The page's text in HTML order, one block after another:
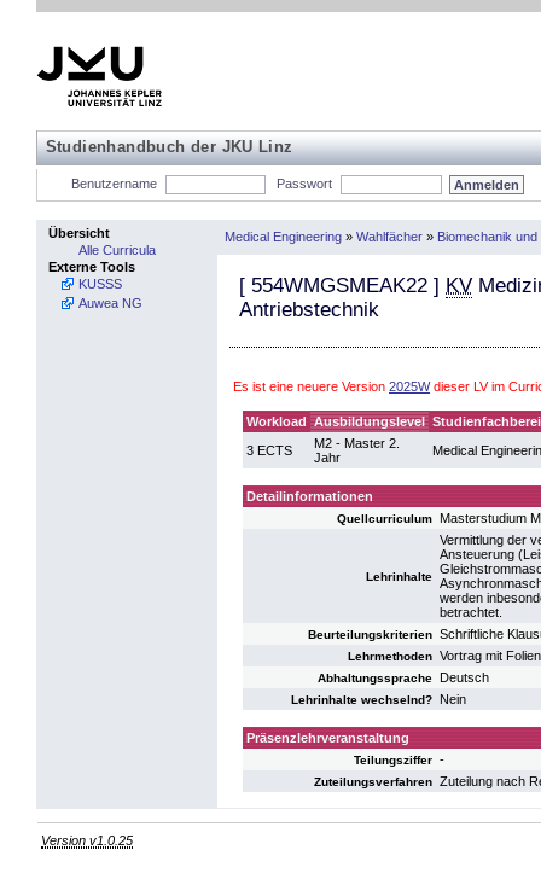
Studienhandbuch der JKU Linz
Benutzername Passwort
Übersicht
Alle Curricula
Externe Tools
KUSSS
Auwea NG
Medical Engineering » Wahlfächer » Biomechanik und
[ 554WMGSMEAK22 ] KV
Antriebstechnik
Es ist eine neuere Version 2025Wdieser LV im
Workload Ausbildungslevel
3 ECTS
M2 - Master 2.
Jahr
Medical
Detailinformationen
Quellcurriculum Masterstudium
Lehrinhalte
Vermittlung der
Ansteuerung
werden
betrachtet.
Beurteilungskriterien Schriftliche
Lehrmethoden Vortrag mit
Abhaltungssprache Deutsch
Lehrinhalte wechselnd? Nein
Präsenzlehrveranstaltung
Teilungsziffer -
Zuteilungsverfahren Zuteilung nach
Version v1.0.25